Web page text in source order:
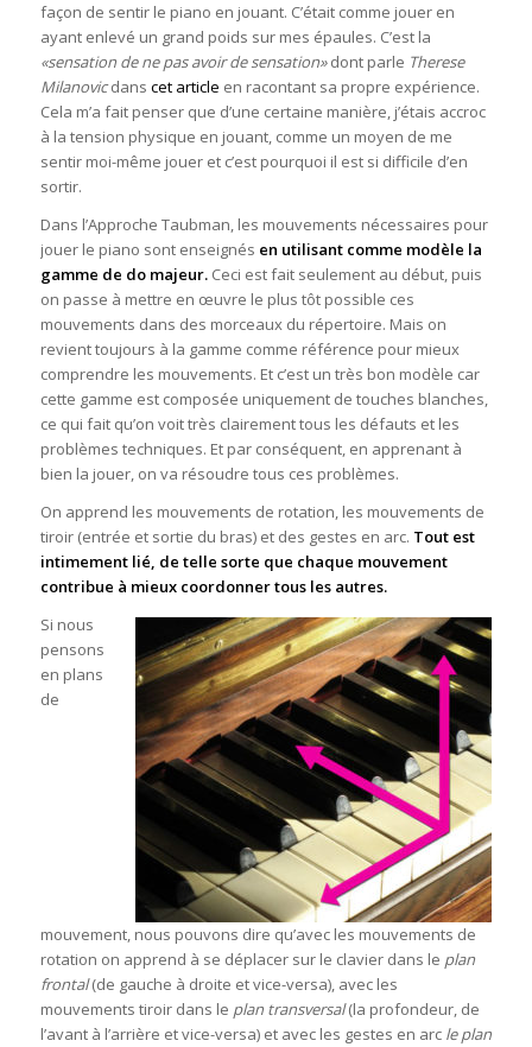
façon de sentir le piano en jouant. C’était comme jouer en
ayant enlevé un grand poids sur mes épaules. C’est la
«sensation de ne pas avoir de sensation»dont parle Therese
Milanovicdans cet article en racontant sa propre expérience.
Cela m’a fait penser que d’une certaine manière, j’étais accroc
à la tension physique en jouant, comme un moyen de me
sentir moi-même jouer et c’est pourquoi il est si difficile d’en
sortir.
Dans l’Approche Taubman, les mouvements nécessaires pour
jouer le piano sont enseignés en utilisant comme modèle la
gamme de do majeur.Ceci est fait seulement au début, puis
on passe à mettre en œuvre le plus tôt possible ces
mouvements dans des morceaux du répertoire. Mais on
revient toujours à la gamme comme référence pour mieux
comprendre les mouvements. Et c’est un très bon modèle car
cette gamme est composée uniquement de touches blanches,
ce qui fait qu’on voit très clairement tous les défauts et les
problèmes techniques. Et par conséquent, en apprenant à
bien la jouer, on va résoudre tous ces problèmes.
On apprend les mouvements de rotation, les mouvements de
tiroir (entrée et sortie du bras) et des gestes en arc. Tout est
intimement lié, de telle sorte que chaque mouvement
contribue à mieux coordonner tous les autres.
Si nous
pensons
en plans
de
mouvement, nous pouvons dire qu’avec les mouvements de
rotation on apprend à se déplacer sur le clavier dans le plan
frontal(de gauche à droite et vice-versa), avec les
mouvements tiroir dans le plan transversal(la profondeur, de
l’avant à l’arrière et vice-versa) et avec les gestes en arc le plan